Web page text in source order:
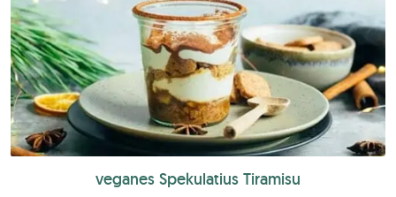
veganes Spekulatius Tiramisu